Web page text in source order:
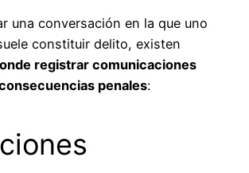
una conversación en la que uno
constituir delito, existen
registrar comunicaciones
penales: